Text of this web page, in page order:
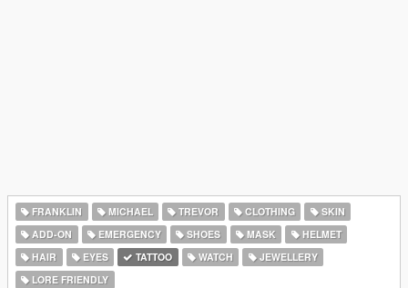
FRANKLIN MICHAEL TREVOR CLOTHING
SKIN
ADD-ON
EMERGENCY SHOES MASK
HELMET
HAIR
EYES TATTOO WATCH
JEWELLERY
LORE FRIENDLY